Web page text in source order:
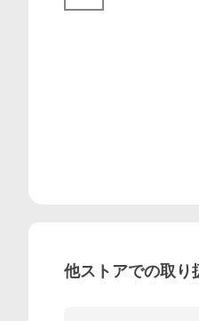
他ストアでの取り